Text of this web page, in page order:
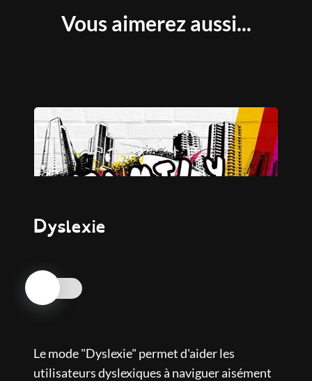
Centre d'art contemporain
Dyslexie
Le mode "Dyslexie" permet d'aider les
utilisateurs dyslexiques à naviguer aisément
Vous aimerez aussi...